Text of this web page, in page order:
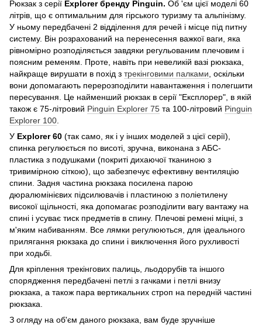
Рюкзак з серії Explorer бренду Pinguin. Об 'єм цієї моделі 60
літрів, що є оптимальним для гірського туризму та альпінізму.
У ньому передбачені 2 відділення для речей і місце під питну
систему. Він розрахований на перенесення важкої ваги, яка
рівномірно розподіляється завдяки регульованим плечовим і
поясним ременям. Проте, навіть при невеликій вазі рюкзака,
найкраще вирушати в похід з трекінговими палками , оскільки
вони допомагають перерозподілити навантаження і полегшити
пересування. Це найменший рюкзак в серії "Експлорер", в якій
також є 75-літровий Pinguin Explorer 75 та 100-літровий Pinguin
Explorer 100
У Explorer 60 (так само, як і у інших моделей з цієї серії),
спинка регулюється по висоті, зручна, виконана з АБС-
пластика з подушками (покриті дихаючої тканиною з
тривимірною сіткою), що забезпечує ефективну вентиляцію
спини. Задня частина рюкзака посилена парою
дюралюмінієвих підсилювачів і пластиною з поліетилену
високої щільності, яка допомагає розподілити вагу вантажу на
спині і усуває тиск предметів в спину. Плечові ремені міцні, з
м'яким набиванням. Все лямки регулюються, для ідеального
прилягання рюкзака до спини і виключення його рухливості
при ходьбі.
Для кріплення трекінгових палиць, льодорубів та іншого
спорядження передбачені петлі з гачками і петлі внизу
рюкзака, а також пара вертикальних строп на передній частині
рюкзака.
З огляду на об'єм даного рюкзака, вам буде зручніше